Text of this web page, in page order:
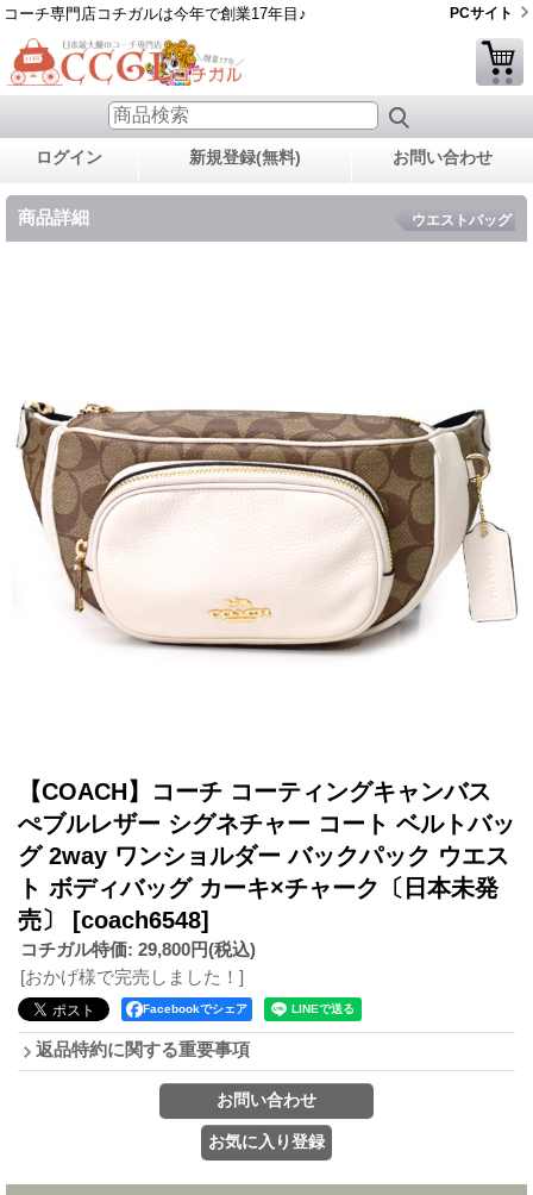
コーチ専門店コチガルは今年で創業17年目♪ PCサイト
ログイン 新規登録(無料) お問い合わせ
商品詳細 ウエストバッグ
【COACH】コーチ コーティングキャンバス
ぺブルレザー シグネチャー コート ベルトバッ
グ 2way ワンショルダー バックパック ウエス
ト ボディバッグ カーキ×チャーク〔日本未発
売〕 [coach6548]
コチガル特価: 29,800円(税込)
[おかげ様で完売しました！]
Facebookでシェア
返品特約に関する重要事項